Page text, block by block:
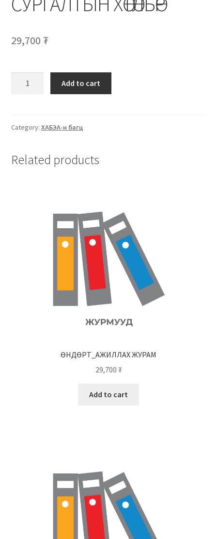
29,700 ₮
Add to cart
Category: ХАБЭА-н багц
Related products
ӨНДӨРТ_АЖИЛЛАХ ЖУРАМ
29,700 ₮
Add to cart